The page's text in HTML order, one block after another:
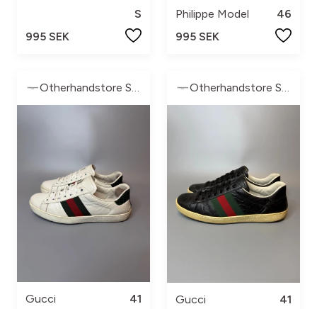
S
995 SEK
Philippe Model
46
995 SEK
Otherhandstore Sweden
Gucci
41
Otherhandstore Sweden
Gucci
41